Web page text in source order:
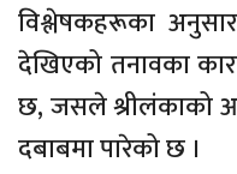
विश्लेषकहरूका
देखिएको तनावका
छ, जसले श्रीलंकाको
दबाबमा पारेको छ ।